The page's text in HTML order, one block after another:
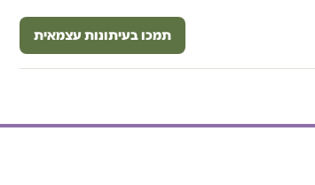
תמכו בעיתונות עצמאית